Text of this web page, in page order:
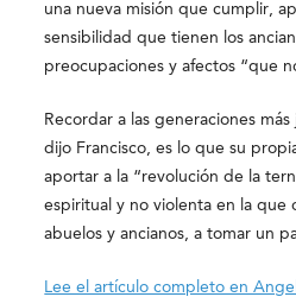
una nueva misión que cumplir,
sensibilidad que tienen los
preocupaciones y afectos “que
Recordar a las generaciones
dijo Francisco, es lo que su
aportar a la “revolución de la
espiritual y no violenta en la que
abuelos y ancianos, a tomar un
Lee el artículo completo en